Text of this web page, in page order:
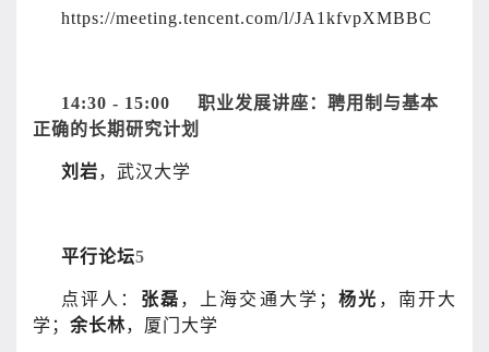
https://meeting.tencent.com/l/JA1kfvpXMBBC
14:30 - 15:00 职业发展讲座：聘用制与基本
正确的长期研究计划
刘岩，武汉大学
平行论坛5
点评人： 张磊 ，上海交通大学； 杨光 ，南开大
学； 余长林，厦门大学